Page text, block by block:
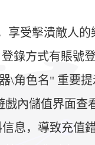
受擊潰敵人的
方式有賬號登
\角色名" 重要
內儲值界面查
息，導致充值